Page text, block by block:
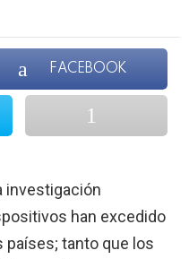
FACEBOOK
investigación
han excedido
tanto que los